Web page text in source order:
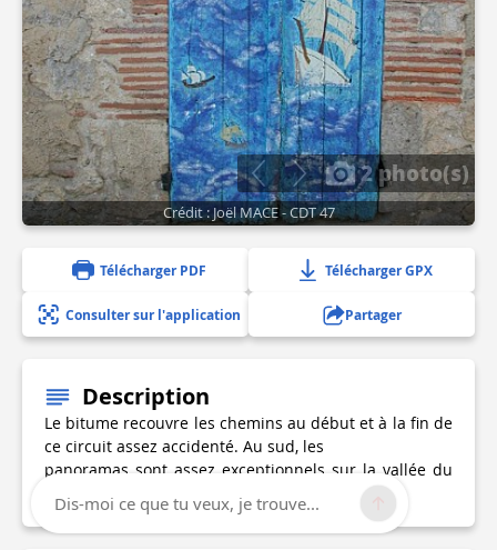
2 photo(s)
Crédit : Joël MACE - CDT 47
Télécharger PDF Télécharger GPX
Consulter sur l'application Partager
Description
Le bitume recouvre les chemins au début et à la fin de
ce circuit assez accidenté. Au sud, les
panoramas sont assez exceptionnels sur la vallée du
Lot et les coteaux qui l’enserrent.
Dis-moi ce que tu veux, je trouve...